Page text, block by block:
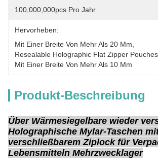
100,000,000pcs Pro Jahr
Hervorheben:
Mit Einer Breite Von Mehr Als 20 Mm
Resealable Holographic Flat Zipper Pouches
Mit Einer Breite Von Mehr Als 10 Mm
Produkt-Beschreibung
Über Wärmesiegelbare wieder
Holographische Mylar-Taschen
verschließbarem Ziplock für
Lebensmitteln Mehrzwecklager